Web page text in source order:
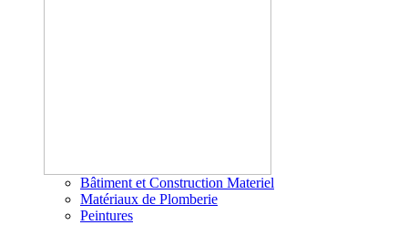
Bâtiment et Construction Materiel
Matériaux de Plomberie
Peintures